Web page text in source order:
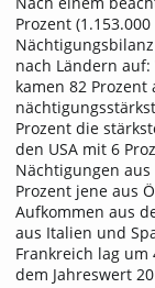
Prozent
nach Ländern
kamen 82
Prozent die
den USA mit 6
Nächtigungen
Prozent jene aus
Aufkommen aus
aus Italien und
Frankreich lag um
dem Jahreswert